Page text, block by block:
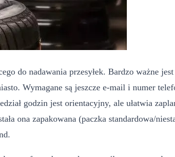
do nadawania przesyłek. Bardzo ważne
Wymagane są jeszcze e-mail i numer
godzin jest orientacyjny, ale ułatwia
ona zapakowana (paczka standardowa/